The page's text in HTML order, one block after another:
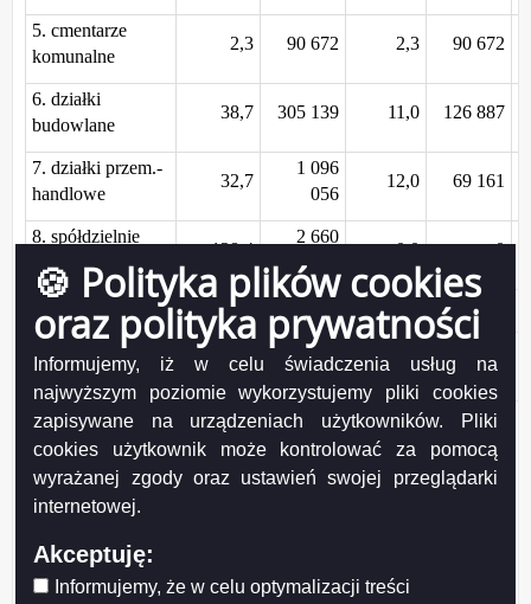
🍪 Polityka plików cookies
oraz polityka prywatności
Informujemy, iż w celu świadczenia usług na
najwyższym poziomie wykorzystujemy pliki cookies
zapisywane na urządzeniach użytkowników. Pliki
cookies użytkownik może kontrolować za pomocą
wyrażanej zgody oraz ustawień swojej przeglądarki
internetowej.
Akceptuję:
Informujemy, że w celu optymalizacji treści
5. cmentarze
komunalne
2,3 90 672 2,3 90 672
6. działki
budowlane
38,7 305 139 11,0 126 887
7. działki przem.-
handlowe
32,7
1 096
056
12,0 69 161
8. spółdzielnie
mieszkaniowe
128,4
2 660
0,0 0
141,3 862 058
10. inne 209,7
3 499
260
180,1
644
II.
Przedsiębiorstwa
i instytucje
komunalne
Budynków
Mieszkalnych
16 965